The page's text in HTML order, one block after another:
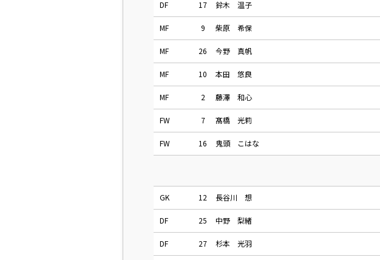
DF 17 鈴木 温子
MF 9 柴原 希保
MF 26 今野 真帆
MF 10 本田 悠良
MF 2 藤澤 和心
FW 7 髙橋 光莉
FW 16 鬼頭 こはな
GK 12 長谷川 想
DF 25 中野 梨緒
DF 27 杉本 光羽